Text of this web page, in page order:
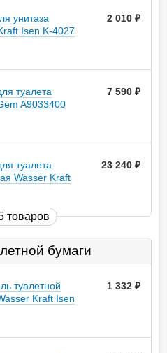
унитаза
Isen K-4027
2 010
туалета
A9033400
7 590
туалета
Wasser Kraft
23 240
товаров
бумаги
туалетной
Kraft Isen
1 332